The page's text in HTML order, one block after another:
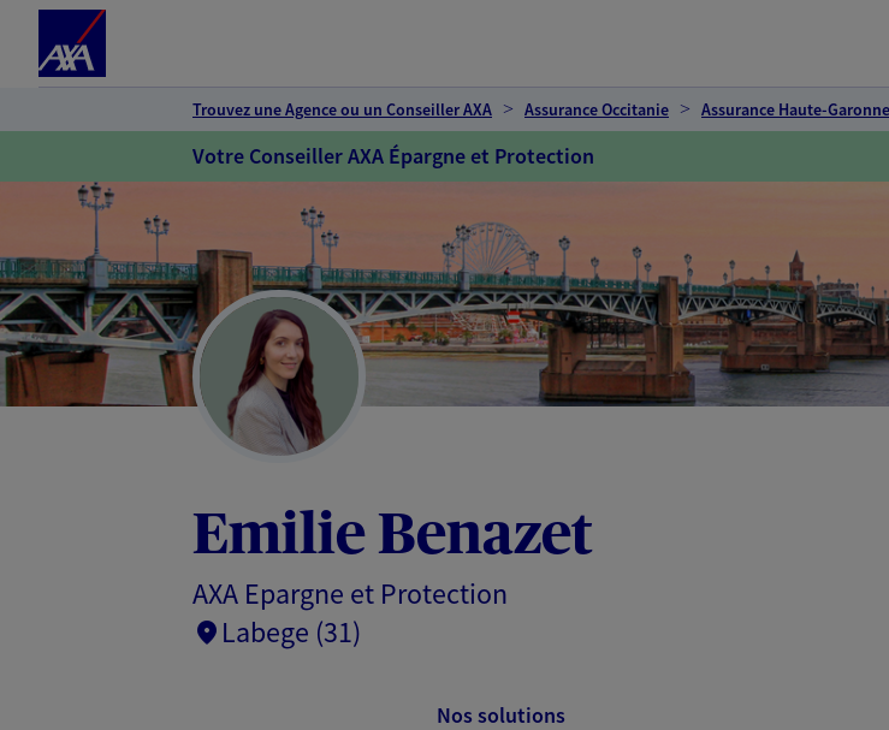
Trouvez une Agence ou un Conseiller AXA Assurance Occitanie Assurance Haute-Garonne
Votre Conseiller AXA Épargne et Protection
Emilie Benazet
AXA Epargne et Protection
Labege (31)
Nos solutions